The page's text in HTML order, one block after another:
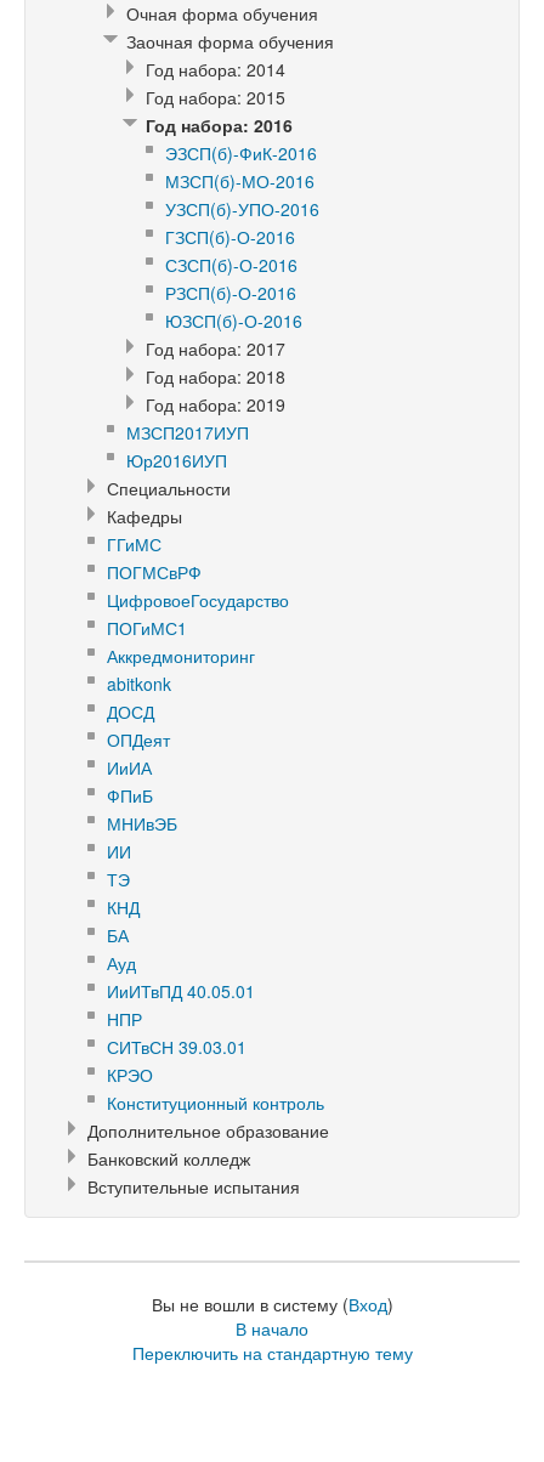
Очная форма обучения
Заочная форма обучения
Год набора: 2014
Год набора: 2015
Год набора: 2016
ЭЗСП(б)-ФиК-2016
МЗСП(б)-МО-2016
УЗСП(б)-УПО-2016
ГЗСП(б)-О-2016
СЗСП(б)-О-2016
РЗСП(б)-О-2016
ЮЗСП(б)-О-2016
Год набора: 2017
Год набора: 2018
Год набора: 2019
МЗСП2017ИУП
Юр2016ИУП
Специальности
Кафедры
ГГиМС
ПОГМСвРФ
ЦифровоеГосударство
ПОГиМС1
Аккредмониторинг
abitkonk
ДОСД
ОПДеят
ИиИА
ФПиБ
МНИвЭБ
ИИ
ТЭ
КНД
БА
Ауд
ИиИТвПД 40.05.01
НПР
СИТвСН 39.03.01
КРЭО
Конституционный контроль
Дополнительное образование
Банковский колледж
Вступительные испытания
Вы не вошли в систему (Вход)
В начало
Переключить на стандартную тему